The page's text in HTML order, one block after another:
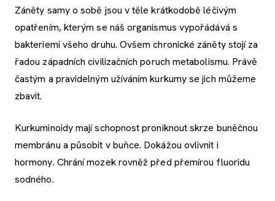
Záněty samy o sobě jsou v těle krátkodobě léčivým
opatřením, kterým se náš organismus vypořádává s
bakteriemi všeho druhu. Ovšem chronické záněty stojí za
řadou západních civilizačních poruch metabolismu. Právě
častým a pravidelným užíváním kurkumy se jich můžeme
zbavit.
Kurkuminoidy mají schopnost proniknout skrze buněčnou
membránu a působit v buňce. Dokážou ovlivnit i
hormony. Chrání mozek rovněž před přemírou fluoridu
sodného.